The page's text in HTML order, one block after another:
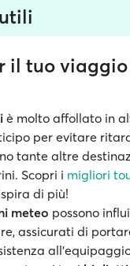
il tuo
è molto affollato in
per evitare
tante altre
Scopri i migliori
di più!
meteo possono
assicurati di